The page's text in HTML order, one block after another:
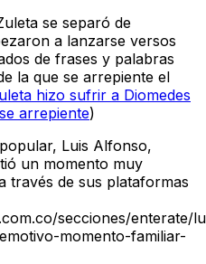
se separó de
a lanzarse versos
de frases y palabras
la que se arrepiente el
hizo sufrir a Diomedes
arrepiente)
Luis Alfonso,
un momento muy
través de sus plataformas
secciones/enterate/
momento-familiar-